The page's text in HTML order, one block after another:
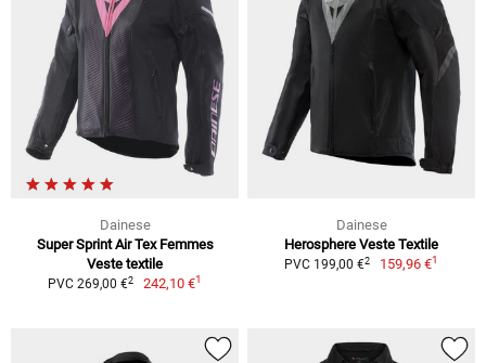
Dainese
Super Sprint Air Tex Femmes
Veste textile
PVC 269,00 €2 242,10 €1
Dainese
Herosphere Veste Textile
PVC 199,00 €2 159,96 €1